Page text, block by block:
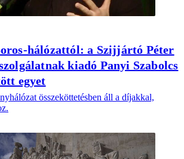
hálózattól: a Szijjártó Péter
kiadó Panyi Szabolcs
egyet
összeköttetésben áll a díjakkal,